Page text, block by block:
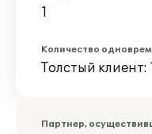
1
Количество
Толстый клиент:
Партнер,